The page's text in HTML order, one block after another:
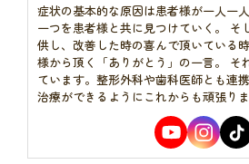
症状の基本的な原因は患者様が一人一
一つを患者様と共に見つけていく。 そ
供し、改善した時の喜んで頂いている
様から頂く「ありがとう」の一言。 そ
ています。整形外科や歯科医師とも連
治療ができるようにこれからも頑張りま